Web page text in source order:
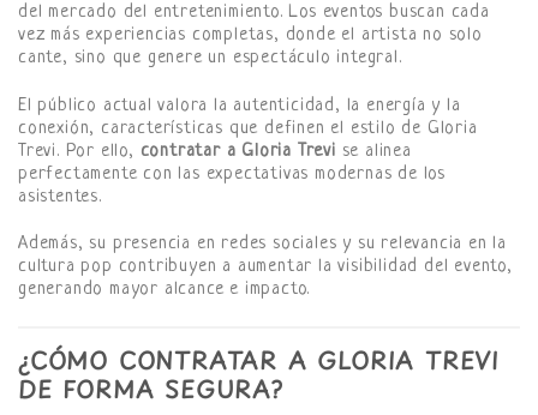
del mercado del entretenimiento. Los eventos buscan cada
vez más experiencias completas, donde el artista no solo
cante, sino que genere un espectáculo integral.
El público actual valora la autenticidad, la energía y la
conexión, características que definen el estilo de Gloria
Trevi. Por ello, contratar a Gloria Trevi se alinea
perfectamente con las expectativas modernas de los
asistentes.
Además, su presencia en redes sociales y su relevancia en la
cultura pop contribuyen a aumentar la visibilidad del evento,
generando mayor alcance e impacto.
¿CÓMO CONTRATAR A GLORIA TREVI
DE FORMA SEGURA?